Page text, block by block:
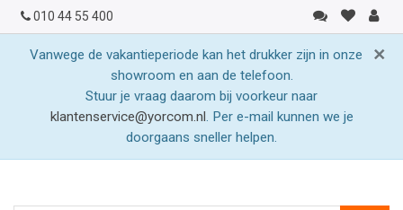
010 44 55 400
×
Vanwege de vakantieperiode kan het drukker zijn in onze
showroom en aan de telefoon.
Stuur je vraag daarom bij voorkeur naar
klantenservice@yorcom.nl. Per e-mail kunnen we je
doorgaans sneller helpen.